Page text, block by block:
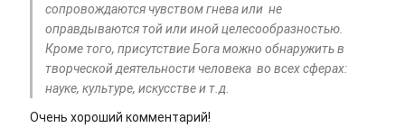
сопровождаются чувством гнева или не
оправдываются той или иной целесообразностью.
Кроме того, присутствие Бога можно обнаружить в
творческой деятельности человека во всех сферах:
науке, культуре, искусстве и т.д.
Очень хороший комментарий!